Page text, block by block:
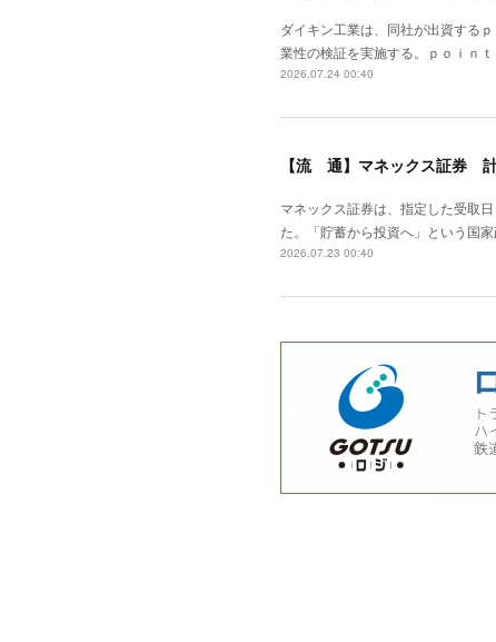
ダイキン工業は、同社が出資する
業性の検証を実施する。ｐｏｉｎ
2026.07.24 00:40
【流 通】マネックス証券
マネックス証券は、指定した受取
た。「貯蓄から投資へ」という国
2026.07.23 00:40